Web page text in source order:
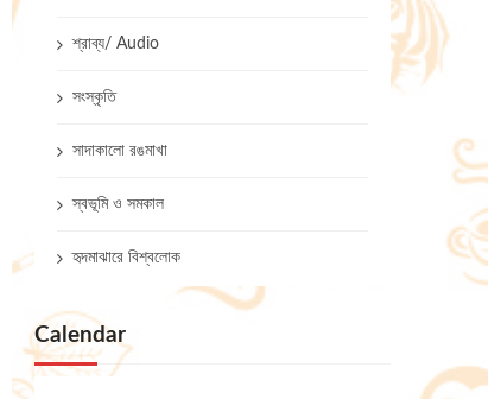
শ্রাব্য/ Audio
সংস্কৃতি
সাদাকালো রঙমাখা
স্বভূমি ও সমকাল
হৃদমাঝারে বিশ্বলোক
Calendar